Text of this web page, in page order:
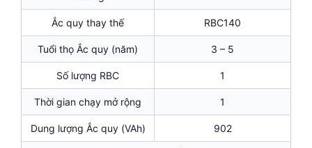
Ắc quy thay thế RBC140
Tuổi thọ Ắc quy (năm) 3 – 5
Số lượng RBC 1
Thời gian chạy mở rộng 1
Dung lượng Ắc quy (VAh) 902